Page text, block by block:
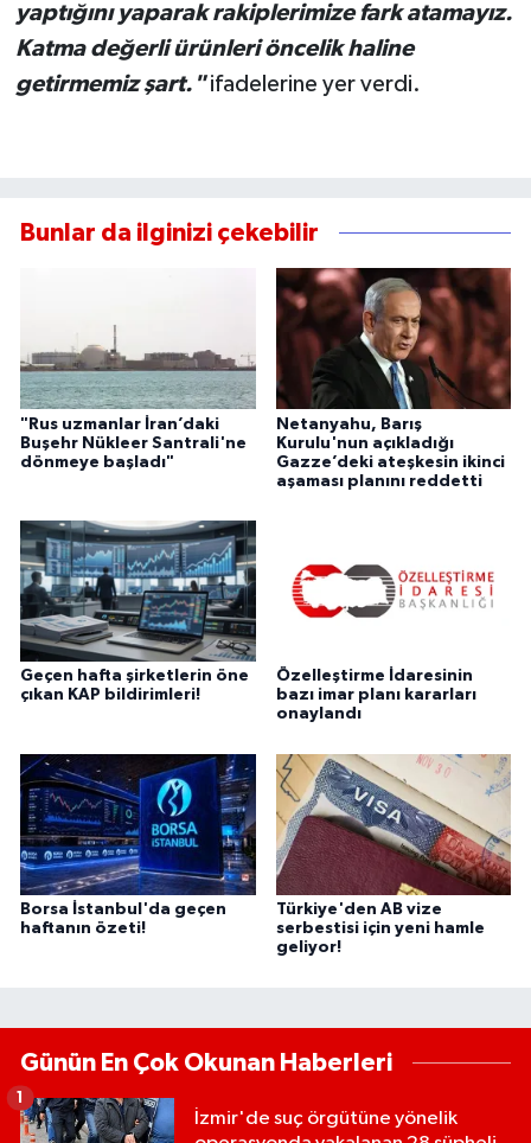
yaptığını yaparak rakiplerimize fark atamayız.
Katma değerli ürünleri öncelik haline
getirmemiz şart."ifadelerine yer verdi.
Bunlar da ilginizi çekebilir
"Rus uzmanlar İran’daki
Buşehr Nükleer Santrali'ne
dönmeye başladı"
Netanyahu, Barış
Kurulu'nun açıkladığı
Gazze’deki ateşkesin ikinci
aşaması planını reddetti
Geçen hafta şirketlerin öne
çıkan KAP bildirimleri!
Özelleştirme İdaresinin
bazı imar planı kararları
onaylandı
Borsa İstanbul'da geçen
haftanın özeti!
Türkiye'den AB vize
serbestisi için yeni hamle
geliyor!
Günün En Çok Okunan Haberleri
İzmir'de suç örgütüne yönelik
1